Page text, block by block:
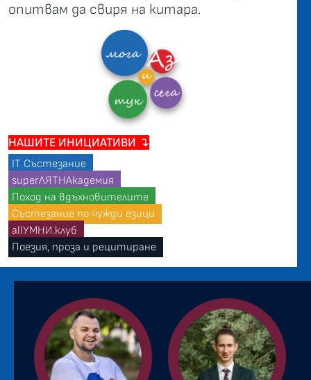
опитвам да свиря на китара.
НАШИТЕ ИНИЦИАТИВИ ↴
IT Състезание
superЛЯТНАкадемия
Поход на вдъхновителите
Състезание по чужди езици
allУМНИ.клуб
Поезия, проза и рецитиране